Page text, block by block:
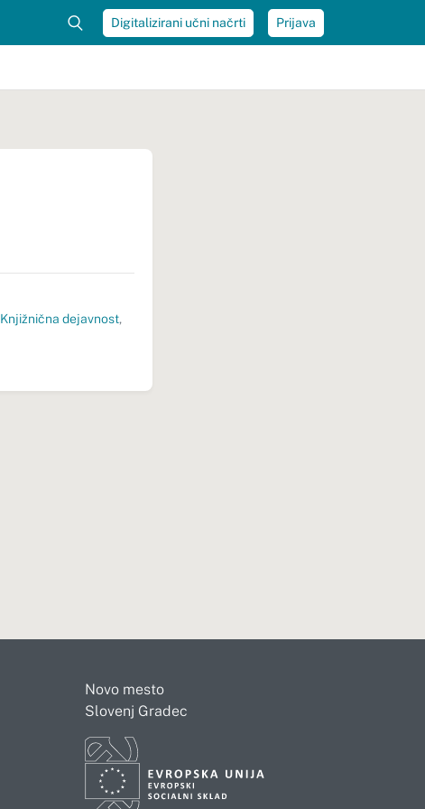
Digitalizirani učni načrti Prijava
Knjižnična dejavnost,
Novo mesto
Slovenj Gradec